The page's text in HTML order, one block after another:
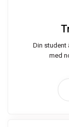
Din student
med